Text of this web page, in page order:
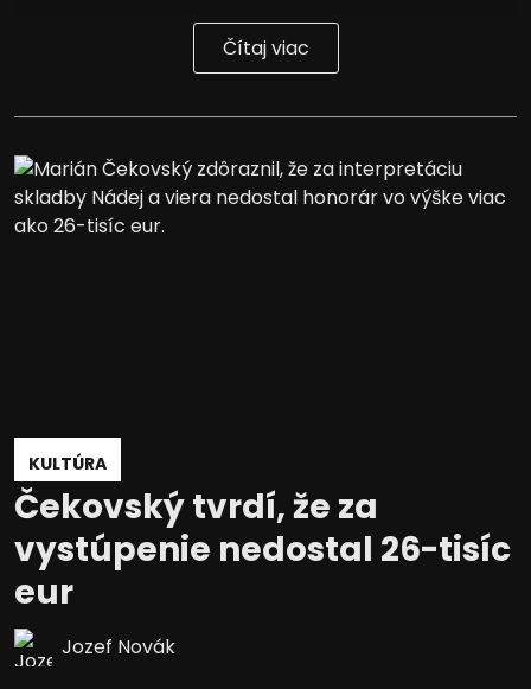
Čítaj viac
KULTÚRA
Čekovský tvrdí, že za
vystúpenie nedostal 26-tisíc
eur
Jozef Novák